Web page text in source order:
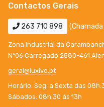
Contactos Gerais
263 710 898
Zona Industrial da
Nº06 Carregado 2580-461
geral@luxivo.pt
Horário: Seg. a Sexta das
Sábados: 08h:30 ás 13h